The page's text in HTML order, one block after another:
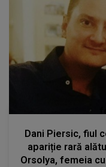
Dani Piersic, fiul
apariție rară
Orsolya, femeia